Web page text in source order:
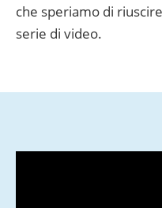
che speriamo di
serie di video.